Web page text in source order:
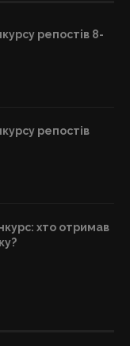
репостів 8-
репостів
хто отримав